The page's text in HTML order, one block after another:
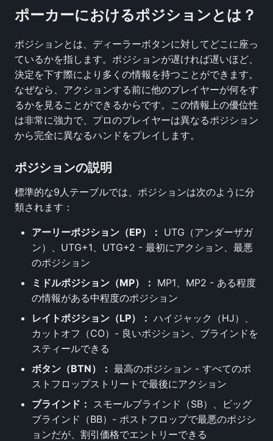
ポーカーにおけるポジションとは？
ポジションとは、ディーラーボタンに対してどこに座っ
ているかを指します。ポジションが遅ければ遅いほど、
決定を下す際により多くの情報を持つことができます。
なぜなら、アクションする前に他のプレイヤーが何をす
るかを見ることができるからです。この情報上の優位性
は非常に強力で、プロのプレイヤーは異なるポジション
から完全に異なるハンドをプレイします。
ポジションの説明
標準的な9人テーブルでは、ポジションは次のように分
類されます：
アーリーポジション（EP）： UTG（アンダーザガ
ン）、UTG+1、UTG+2 - 最初にアクション、最悪
のポジション
ミドルポジション（MP）： MP1、MP2 - ある程度
の情報がある中程度のポジション
レイトポジション（LP）： ハイジャック（HJ）、
カットオフ（CO）- 良いポジション、ブラインドを
スティールできる
ボタン（BTN）： 最高のポジション - すべてのポ
ストフロップストリートで最後にアクション
ブラインド： スモールブラインド（SB）、ビッグ
ブラインド（BB）- ポストフロップで最悪のポジシ
ョンだが、割引価格でエントリーできる